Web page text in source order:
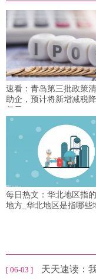
速看：青岛第三批政策
助企，预计将新增减税
亿元
每日热文：华北地区指
地方_华北地区是指哪些
[ 06-03 ] 天天速读：